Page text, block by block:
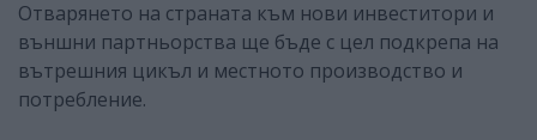
Отварянето на страната към нови инвеститори и
външни партньорства ще бъде с цел подкрепа на
вътрешния цикъл и местното производство и
потребление.